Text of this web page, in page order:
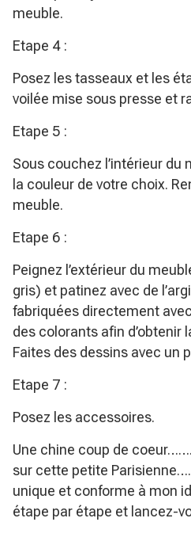
meuble.
Etape 4 :
Posez les tasseaux et les
voilée mise sous presse et
Etape 5 :
Sous couchez l’intérieur du
la couleur de votre choix.
meuble.
Etape 6 :
Peignez l’extérieur du
gris) et patinez avec de
fabriquées directement
des colorants afin d’obtenir
Faites des dessins avec un
Etape 7 :
Posez les accessoires.
Une chine coup de
sur cette petite
unique et conforme à mon
étape par étape et lancez-